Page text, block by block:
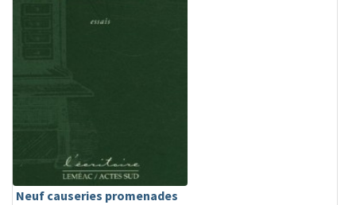
Neuf causeries promenades